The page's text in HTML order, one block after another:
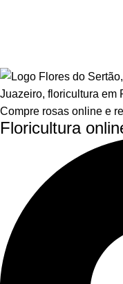
Compre rosas online e
Floricultura